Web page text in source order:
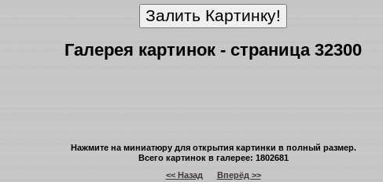
Галерея картинок - страница 32300
Нажмите на миниатюру для открытия картинки в полный размер.
Всего картинок в галерее: 1802681
<< Назад
Вперёд >>